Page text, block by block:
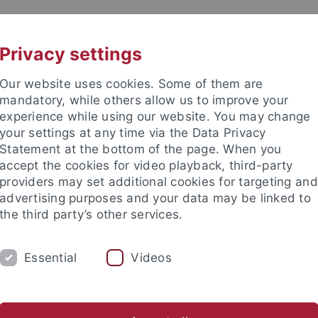
AKTUELLES
Privacy settings
Our website uses cookies. Some of them are
mandatory, while others allow us to improve your
experience while using our website. You may change
your settings at any time via the Data Privacy
Statement at the bottom of the page. When you
accept the cookies for video playback, third-party
providers may set additional cookies for targeting and
advertising purposes and your data may be linked to
the third party’s other services.
Essential Videos